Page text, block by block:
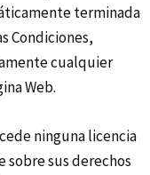
terminada
Condiciones,
cualquier
Web.
ninguna licencia
sobre sus derechos